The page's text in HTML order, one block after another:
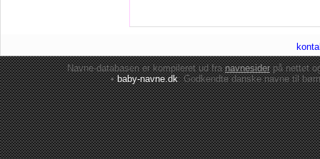
Navne-databasen er kompileret ud franavnesiderpå nettet
•baby-navne.dk: Godkendte danskenavne til børn